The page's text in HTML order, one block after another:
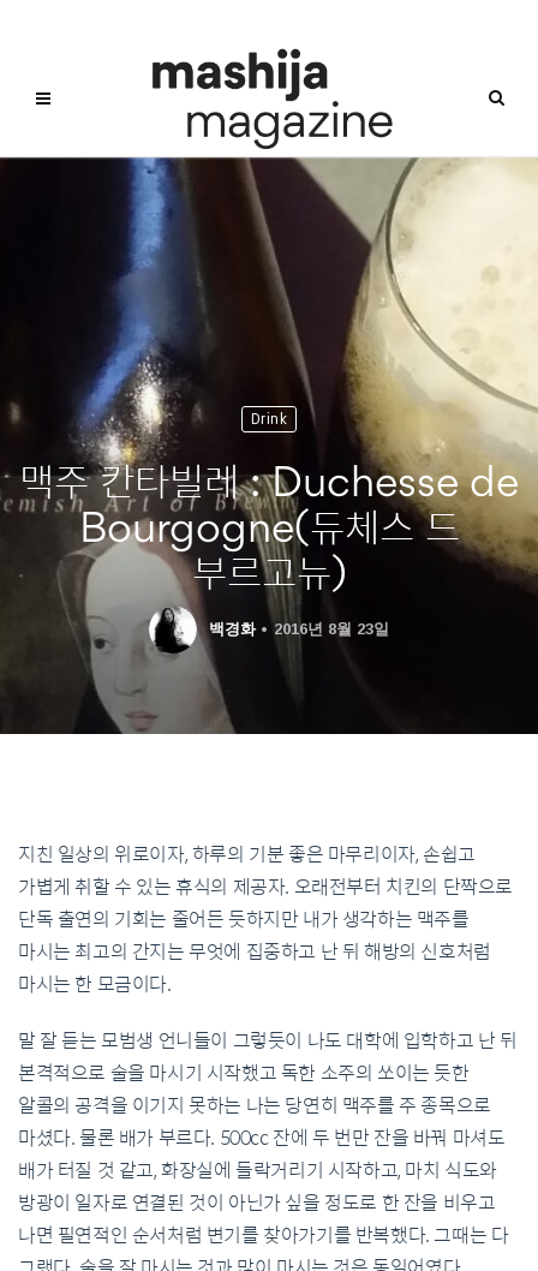
Drink
맥주 칸타빌레 : Duchesse de
Bourgogne(듀체스 드
부르고뉴)
백경화 2016년 8월 23일
지친 일상의 위로이자, 하루의 기분 좋은 마무리이자, 손쉽고
가볍게 취할 수 있는 휴식의 제공자. 오래전부터 치킨의 단짝으로
단독 출연의 기회는 줄어든 듯하지만 내가 생각하는 맥주를
마시는 최고의 간지는 무엇에 집중하고 난 뒤 해방의 신호처럼
마시는 한 모금이다.
말 잘 듣는 모범생 언니들이 그렇듯이 나도 대학에 입학하고 난 뒤
본격적으로 술을 마시기 시작했고 독한 소주의 쏘이는 듯한
알콜의 공격을 이기지 못하는 나는 당연히 맥주를 주 종목으로
마셨다. 물론 배가 부르다. 500cc 잔에 두 번만 잔을 바꿔 마셔도
배가 터질 것 같고, 화장실에 들락거리기 시작하고, 마치 식도와
방광이 일자로 연결된 것이 아닌가 싶을 정도로 한 잔을 비우고
나면 필연적인 순서처럼 변기를 찾아가기를 반복했다. 그때는 다